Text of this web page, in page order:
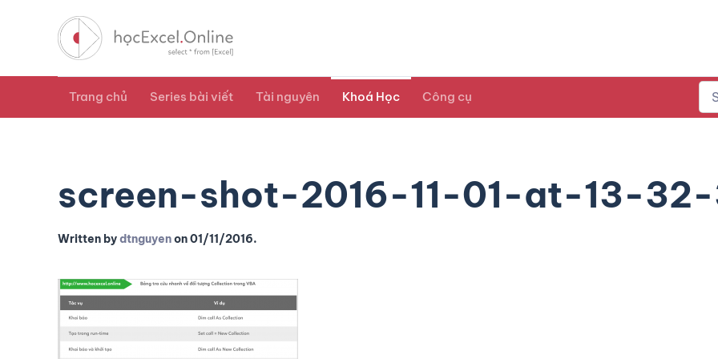
Trang chủ Series bài viết Tài nguyên Khoá Học Công cụ
screen-shot-2016-11-01-at-13-
Written bydtnguyenon01/11/2016.